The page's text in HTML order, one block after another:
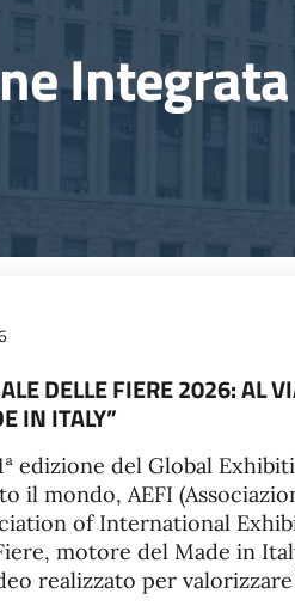
Integrata
DELLE FIERE 2026: AL
IN ITALY”
edizione del Global
il mondo, AEFI
of International
motore del Made in
realizzato per